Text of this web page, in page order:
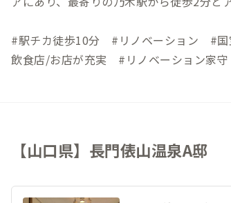
#駅チカ徒歩10分 #リノベーション #
飲食店/お店が充実 #リノベーション家守
【山口県】長門俵山温泉A邸